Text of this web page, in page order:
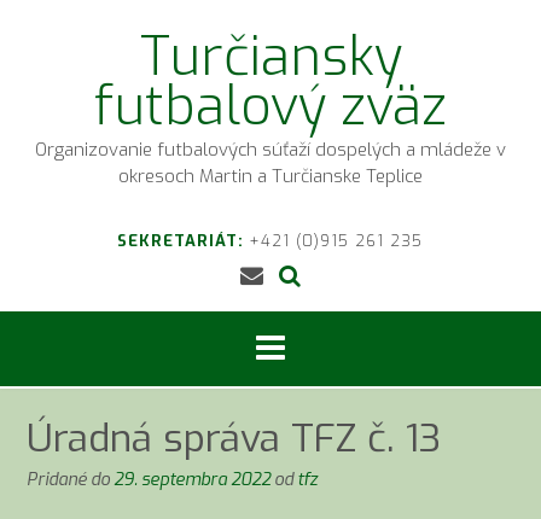
Turčiansky
futbalový zväz
Organizovanie futbalových súťaží dospelých a mládeže v
okresoch Martin a Turčianske Teplice
SEKRETARIÁT: +421 (0)915 261 235
Úradná správa TFZ č. 13
Pridané do29. septembra 2022odtfz